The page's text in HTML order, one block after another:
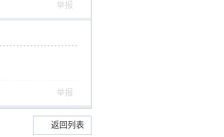
举报
举报
返回列表